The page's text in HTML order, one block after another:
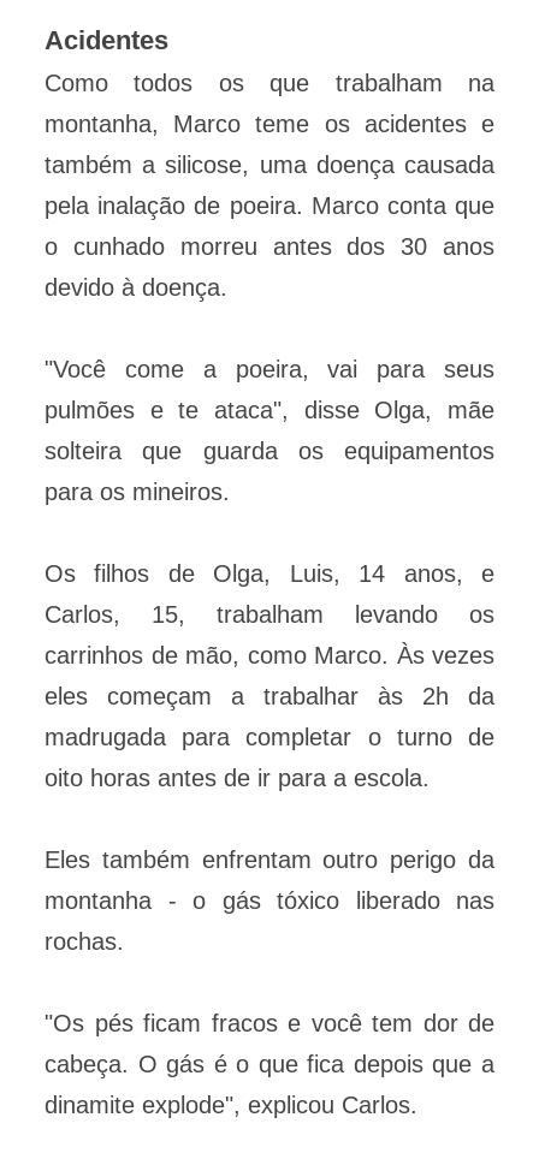
Acidentes
Como todos os que trabalham na
montanha, Marco teme os acidentes e
também a silicose, uma doença causada
pela inalação de poeira. Marco conta que
o cunhado morreu antes dos 30 anos
devido à doença.
"Você come a poeira, vai para seus
pulmões e te ataca", disse Olga, mãe
solteira que guarda os equipamentos
para os mineiros.
Os filhos de Olga, Luis, 14 anos, e
Carlos, 15, trabalham levando os
carrinhos de mão, como Marco. Às vezes
eles começam a trabalhar às 2h da
madrugada para completar o turno de
oito horas antes de ir para a escola.
Eles também enfrentam outro perigo da
montanha - o gás tóxico liberado nas
rochas.
"Os pés ficam fracos e você tem dor de
cabeça. O gás é o que fica depois que a
dinamite explode", explicou Carlos.